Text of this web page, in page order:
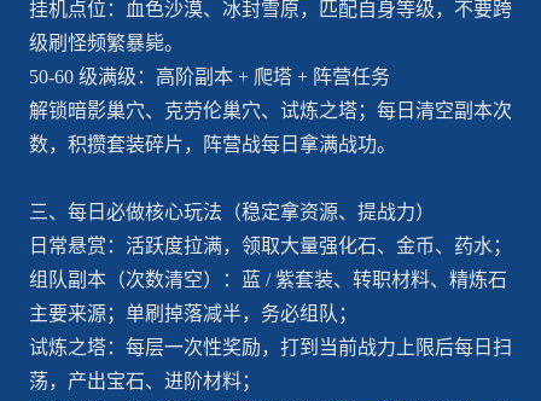
挂机点位：血色沙漠、冰封雪原，匹配自身等级，不要跨
级刷怪频繁暴毙。
50-60 级满级：高阶副本 + 爬塔 + 阵营任务
解锁暗影巢穴、克劳伦巢穴、试炼之塔；每日清空副本次
数，积攒套装碎片，阵营战每日拿满战功。
三、每日必做核心玩法（稳定拿资源、提战力）
日常悬赏：活跃度拉满，领取大量强化石、金币、药水；
组队副本（次数清空）：蓝 / 紫套装、转职材料、精炼石
主要来源；单刷掉落减半，务必组队；
试炼之塔：每层一次性奖励，打到当前战力上限后每日扫
荡，产出宝石、进阶材料；